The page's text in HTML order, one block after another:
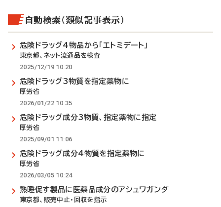
自動検索（類似記事表示）
危険ドラッグ4物品から「エトミデート」
東京都、ネット流通品を検査
2025/12/19 10:20
危険ドラッグ3物質を指定薬物に
厚労省
2026/01/22 10:35
危険ドラッグ成分3物質、指定薬物に指定
厚労省
2025/09/01 11:06
危険ドラッグ成分4物質を指定薬物に
厚労省
2026/03/05 10:24
熟睡促す製品に医薬品成分のアシュワガンダ
東京都、販売中止・回収を指示